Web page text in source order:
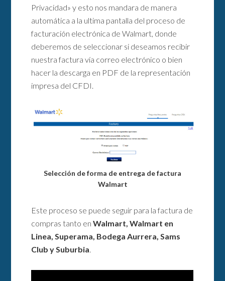
Privacidad» y esto nos mandara de manera
automática a la ultima pantalla del proceso de
facturación electrónica de Walmart, donde
deberemos de seleccionar si deseamos recibir
nuestra factura vía correo electrónico o bien
hacer la descarga en PDF de la representación
impresa del CFDI.
Selección de forma de entrega de factura
Walmart
Este proceso se puede seguir para la factura de
compras tanto enWalmart, Walmart en
Linea, Superama, Bodega Aurrera, Sams
Club y Suburbia